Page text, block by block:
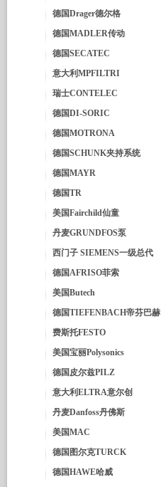
德国Drager德尔格
德国MADLER传动
德国SECATEC
意大利MPFILTRI
瑞士CONTELEC
德国DI-SORIC
德国MOTRONA
德国SCHUNK夹持系统
德国MAYR
德国TR
美国Fairchild仙童
丹麦GRUNDFOS泵
西门子 SIEMENS一级总代
德国AFRISO菲索
美国Butech
德国TIEFENBACH帝芬巴赫
费斯托FESTO
美国宝丽Polysonics
德国皮尔兹PILZ
意大利ELTRA意尔创
丹麦Danfoss丹佛斯
美国MAC
德国图尔克TURCK
德国HAWE哈威